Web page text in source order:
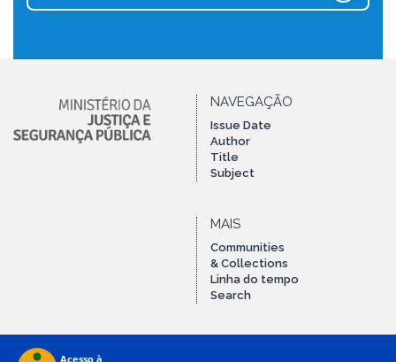
NAVEGAÇÃO
Issue Date
Author
Title
Subject
MAIS
Communities
& Collections
Linha do tempo
Search